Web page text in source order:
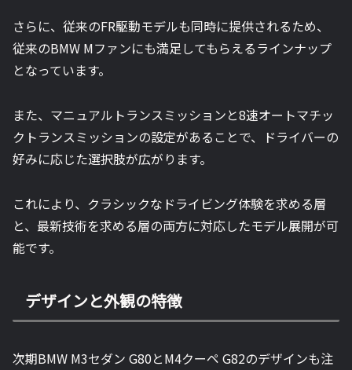
さらに、従来のFR駆動モデルも同時に提供されるため、
従来のBMW Mファンにも満足してもらえるラインナップ
となっています。
また、マニュアルトランスミッションと8速オートマチッ
クトランスミッションの設定があることで、ドライバーの
好みに応じた選択肢が広がります。
これにより、クラシックなドライビング体験を求める層
と、最新技術を求める層の両方に対応したモデル展開が可
能です。
デザインと外観の特徴
次期BMW M3セダン G80とM4クーペ G82のデザインも注